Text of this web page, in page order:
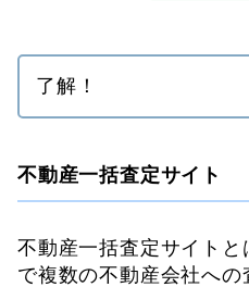
了解！
不動産一括査定サイト
不動産一括査定サイト
で複数の不動産会社へ